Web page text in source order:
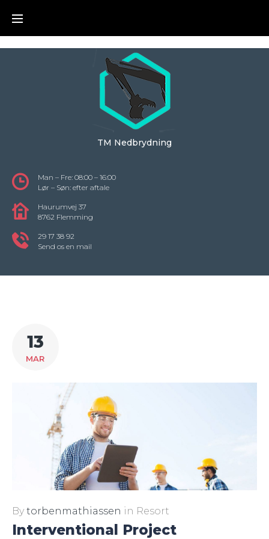
TM Nedbrydning
Man – Fre: 08:00 – 16:00
Lør – Søn: efter aftale
Haurumvej 37
8762 Flemming
29 17 38 92
Send os en mail
Kategori:
Resort
13
MAR
By torbenmathiassen in Resort
Interventional Project